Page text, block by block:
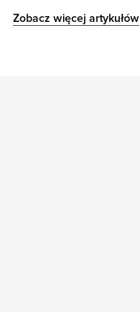
Zobacz więcej artykułów